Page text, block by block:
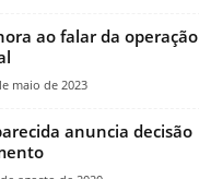
ao falar da operação
maio de 2023
anuncia decisão